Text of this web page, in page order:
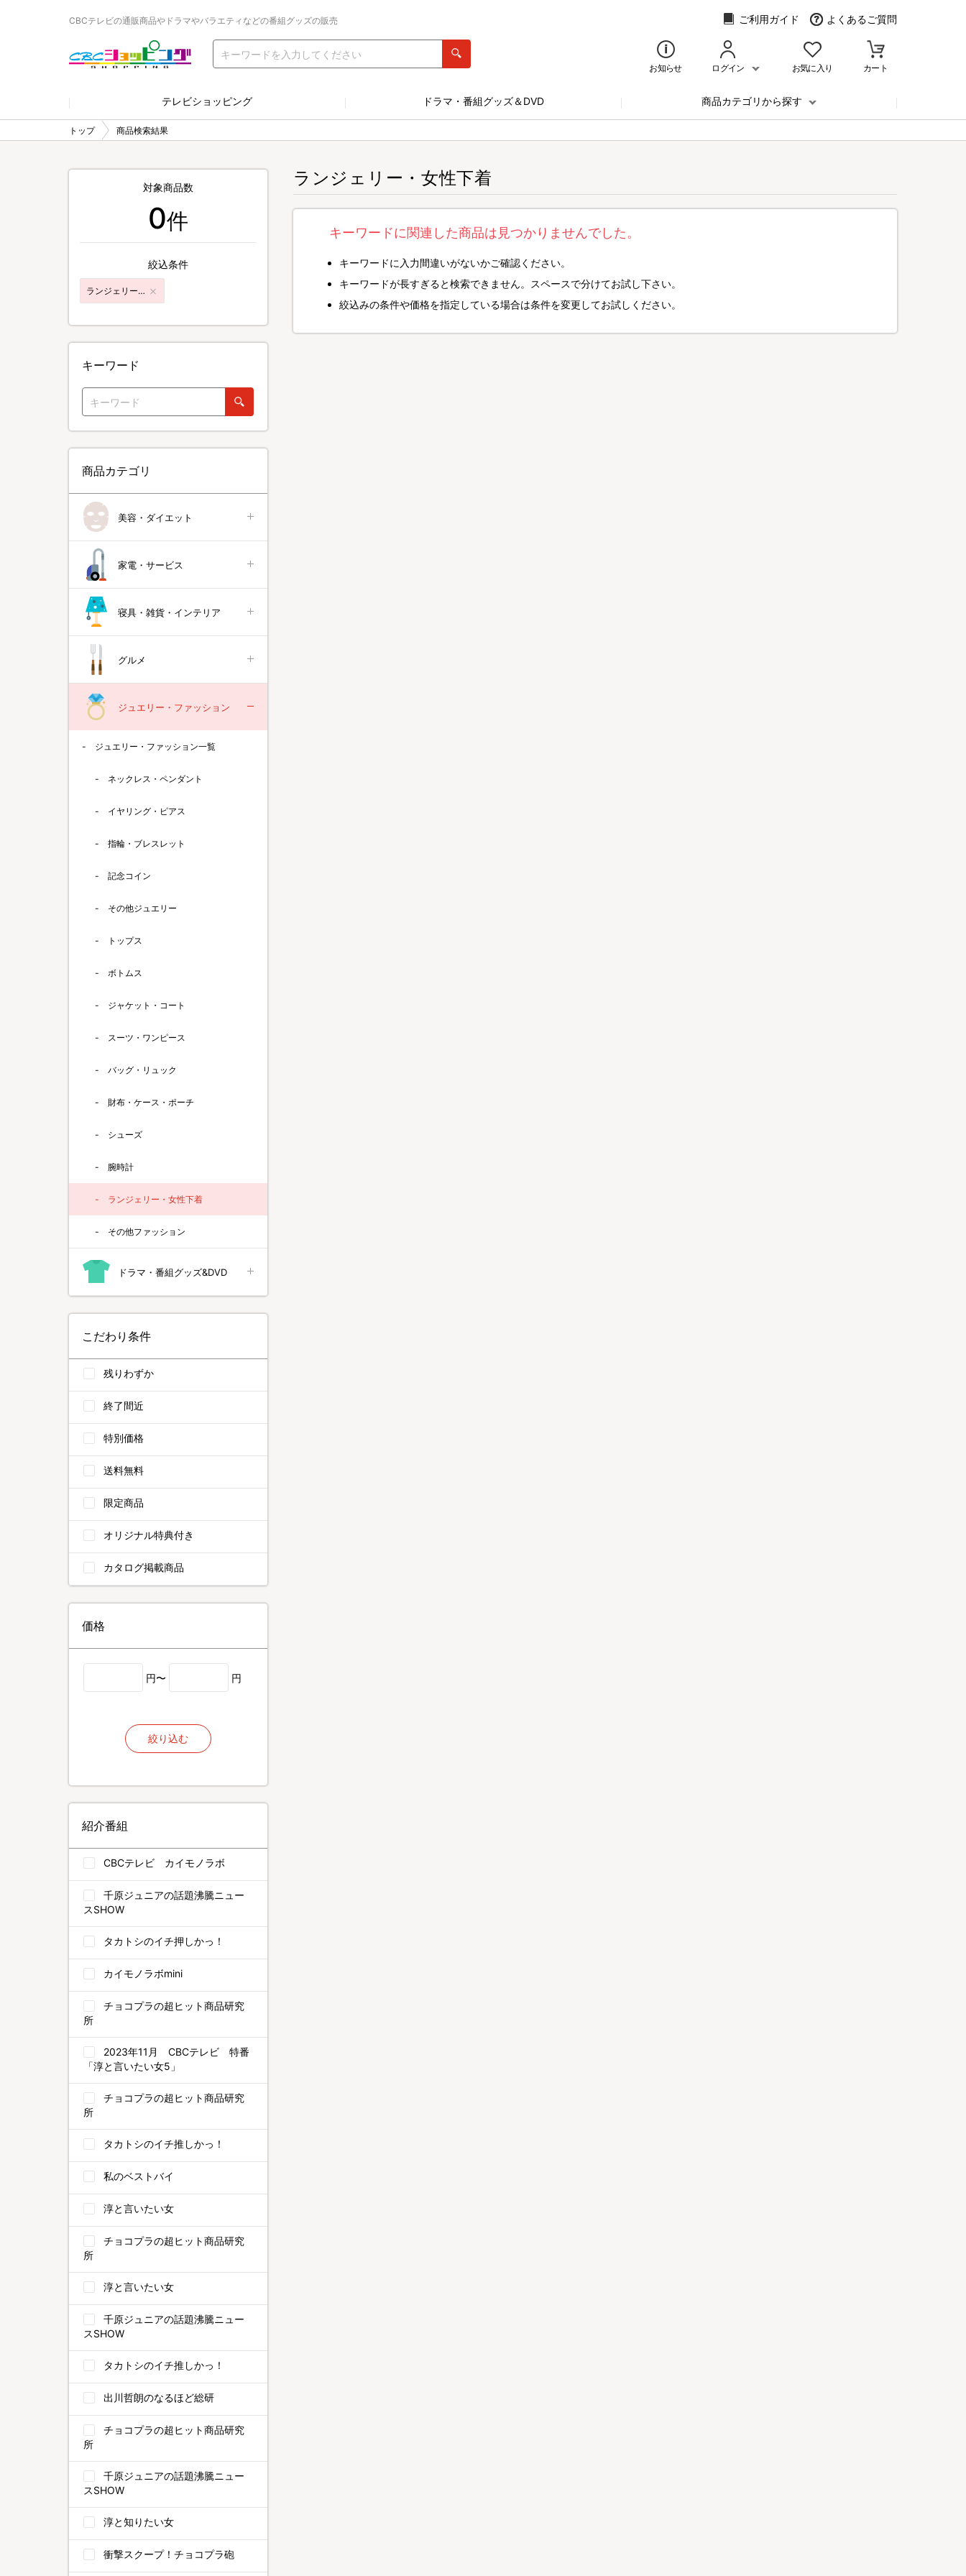
CBCテレビの通販商品やドラマやバラエティなどの番組グッズの販売 ご利用ガイド よくあるご質問
お知らせ ログイン お気に入り カート
テレビショッピング ドラマ・番組グッズ＆DVD 商品カテゴリから探す
トップ 商品検索結果
ランジェリー・女性下着
キーワードに関連した商品は見つかりませんでした。
キーワードに入力間違いがないかご確認ください。
キーワードが長すぎると検索できません。スペースで分けてお試し下さい。
絞込みの条件や価格を指定している場合は条件を変更してお試しください。
対象商品数
0件
絞込条件
ランジェリー・女性下着
キーワード
商品カテゴリ
美容・ダイエット
家電・サービス
寝具・雑貨・インテリア
グルメ
ジュエリー・ファッション
ジュエリー・ファッション一覧
ネックレス・ペンダント
イヤリング・ピアス
指輪・ブレスレット
記念コイン
その他ジュエリー
トップス
ボトムス
ジャケット・コート
スーツ・ワンピース
バッグ・リュック
財布・ケース・ポーチ
シューズ
腕時計
ランジェリー・女性下着
その他ファッション
ドラマ・番組グッズ&DVD
こだわり条件
残りわずか
終了間近
特別価格
送料無料
限定商品
オリジナル特典付き
カタログ掲載商品
価格
円〜 円
絞り込む
紹介番組
CBCテレビ カイモノラボ
千原ジュニアの話題沸騰ニュー
スSHOW
タカトシのイチ押しかっ！
カイモノラボmini
チョコプラの超ヒット商品研究
所
2023年11月 CBCテレビ 特番
「淳と言いたい女5」
チョコプラの超ヒット商品研究
所
タカトシのイチ推しかっ！
私のベストバイ
淳と言いたい女
チョコプラの超ヒット商品研究
所
淳と言いたい女
千原ジュニアの話題沸騰ニュー
スSHOW
タカトシのイチ推しかっ！
出川哲朗のなるほど総研
チョコプラの超ヒット商品研究
所
千原ジュニアの話題沸騰ニュー
スSHOW
淳と知りたい女
衝撃スクープ！チョコプラ砲